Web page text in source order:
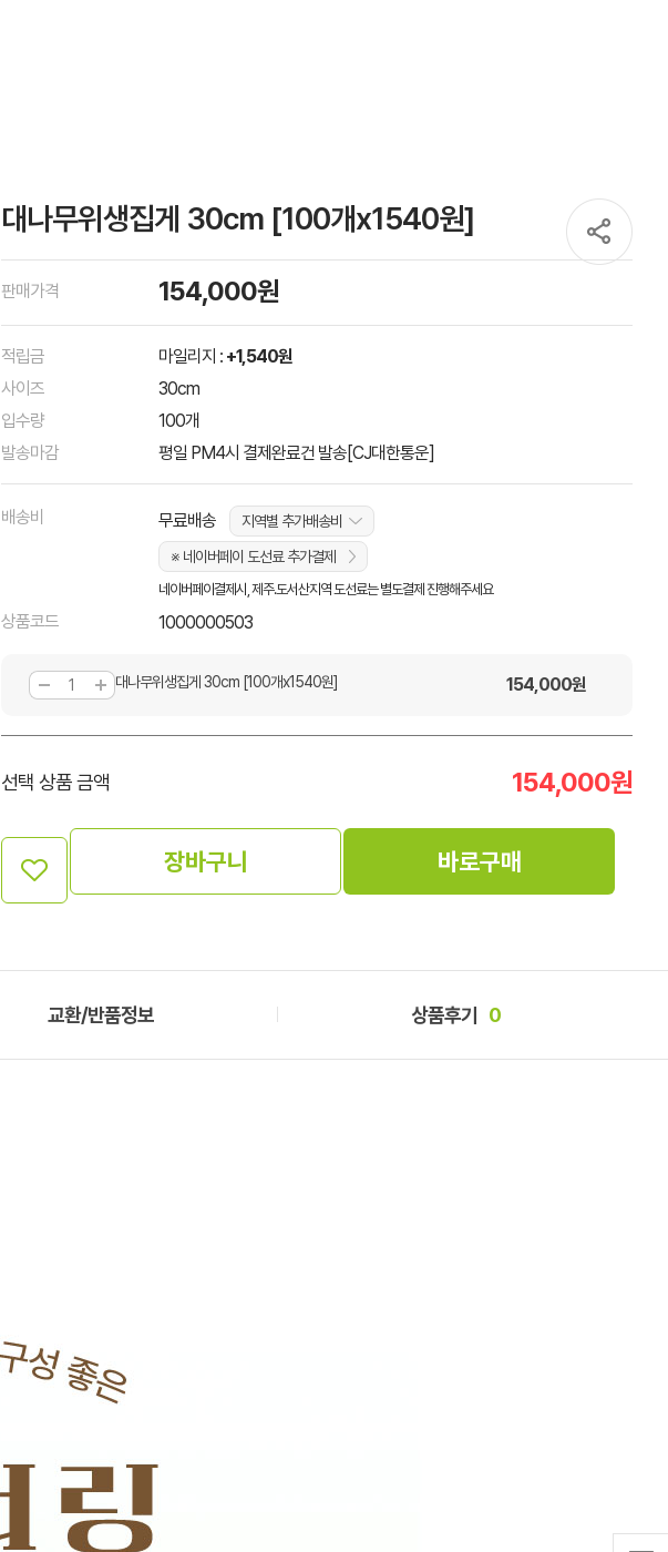
대나무위생집게 30cm [100개x1540원]
판매가격 154,000원
적립금 마일리지 : +1,540원
사이즈
30cm
입수량
100개
발송마감
평일 PM4시 결제완료건 발송[CJ대한통운]
배송비 무료배송
지역별 추가배송비
※ 네이버페이 도선료 추가결제
네이버페이결제시, 제주.도서산지역 도선료는 별도결제 진행해주세요
상품코드 1000000503
대나무위생집게 30cm [100개x1540원] 154,000원
선택 상품 금액 154,000원
장바구니 바로구매
교환/반품정보 상품후기 0